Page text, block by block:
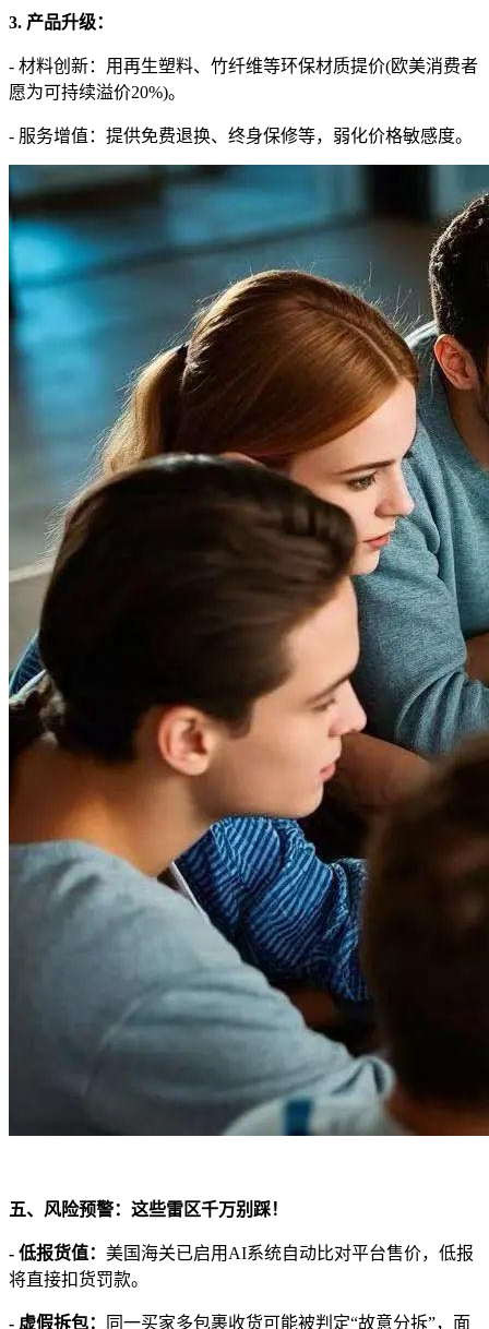
3. 产品升级：
- 材料创新：用再生塑料、竹纤维等环保材质提价(欧美消费者
愿为可持续溢价20%)。
- 服务增值：提供免费退换、终身保修等，弱化价格敏感度。
五、风险预警：这些雷区千万别踩！
- 低报货值： 美国海关已启用AI系统自动比对平台售价，低报
将直接扣货罚款。
- 虚假拆包：
同一买家多包裹收货可能被判定“故意分拆”，面